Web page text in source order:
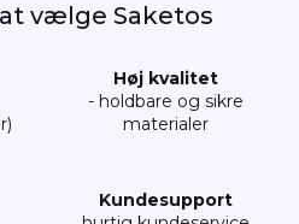
vælge Saketos
Høj kvalitet
- holdbare og sikre
materialer
Kundesupport